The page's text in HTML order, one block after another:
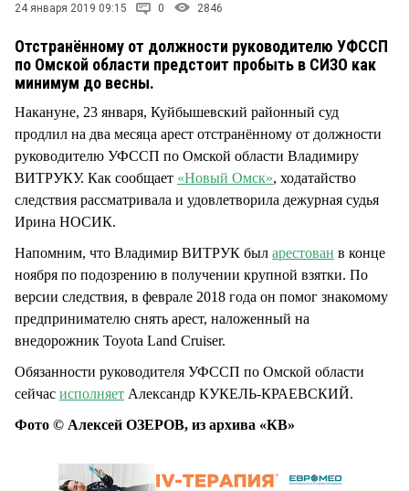
24 января 2019 09:15 0 2846
Отстранённому от должности руководителю УФССП
по Омской области предстоит пробыть в СИЗО как
минимум до весны.
Накануне, 23 января, Куйбышевский районный суд
продлил на два месяца арест отстранённому от должности
руководителю УФССП по Омской области Владимиру
ВИТРУКУ. Как сообщает «Новый Омск», ходатайство
следствия рассматривала и удовлетворила дежурная судья
Ирина НОСИК.
Напомним, что Владимир ВИТРУК был арестован в конце
ноября по подозрению в получении крупной взятки. По
версии следствия, в феврале 2018 года он помог знакомому
предпринимателю снять арест, наложенный на
внедорожник Toyota Land Cruiser.
Обязанности руководителя УФССП по Омской области
сейчас исполняет Александр КУКЕЛЬ-КРАЕВСКИЙ.
Фото © Алексей ОЗЕРОВ, из архива «КВ»